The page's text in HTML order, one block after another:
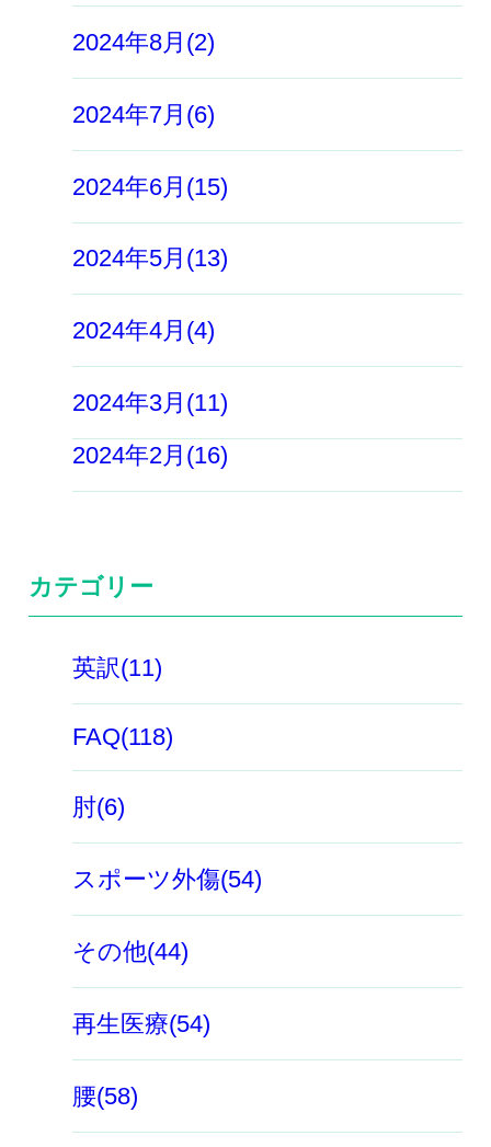
2024年8月(2)
2024年7月(6)
2024年6月(15)
2024年5月(13)
2024年4月(4)
2024年3月(11)
2024年2月(16)
カテゴリー
英訳(11)
FAQ(118)
肘(6)
スポーツ外傷(54)
その他(44)
再生医療(54)
腰(58)